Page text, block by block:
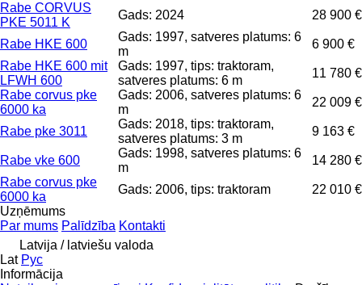
Rabe CORVUS
PKE 5011 K
Gads: 2024 28 900 €
Rabe HKE 600
Gads: 1997, satveres platums: 6
m
6 900 €
Rabe HKE 600 mit
LFWH 600
Gads: 1997, tips: traktoram,
satveres platums: 6 m
11 780 €
Rabe corvus pke
6000 ka
Gads: 2006, satveres platums: 6
m
22 009 €
Rabe pke 3011
Gads: 2018, tips: traktoram,
satveres platums: 3 m
9 163 €
Rabe vke 600
Gads: 1998, satveres platums: 6
m
14 280 €
Rabe corvus pke
6000 ka
Gads: 2006, tips: traktoram
22 010 €
Uzņēmums
Par mums Palīdzība Kontakti
Latvija / latviešu valoda
Lat Рус
Informācija